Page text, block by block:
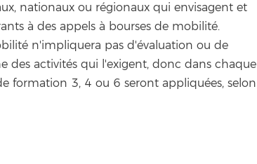
nationaux ou régionaux qui envisagent et
à des appels à bourses de mobilité.
n'impliquera pas d'évaluation ou de
des activités qui l'exigent, donc dans chaque
formation 3, 4 ou 6 seront appliquées, selon